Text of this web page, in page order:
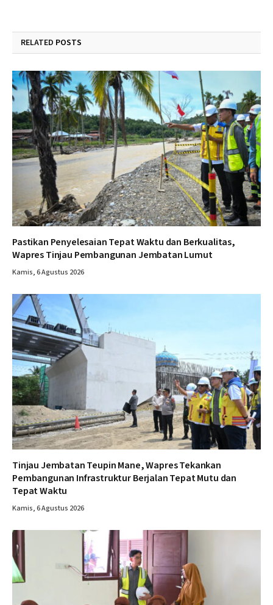
RELATED POSTS
Pastikan Penyelesaian Tepat Waktu dan Berkualitas,
Wapres Tinjau Pembangunan Jembatan Lumut
Kamis, 6 Agustus 2026
Tinjau Jembatan Teupin Mane, Wapres Tekankan
Pembangunan Infrastruktur Berjalan Tepat Mutu dan
Tepat Waktu
Kamis, 6 Agustus 2026